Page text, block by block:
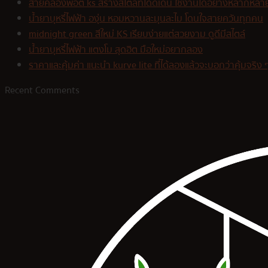
น้ำยาบุหรี่ไฟฟ้า องุ่น หอมหวานละมุนละไม โดนใจสายควันทุกคน
midnight green สีใหม่ KS เรียบง่ายแต่สวยงาม ดูดีมีสไตล์
น้ำยาบุหรี่ไฟฟ้า แตงโม สุดฮิต มือใหม่อยากลอง
ราคาและคุ้มค่า แนะนำ kurve lite ที่ได้ลองแล้วจะบอกว่าคุ้มจริง
Recent Comments